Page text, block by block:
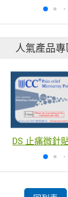
人氣產品專
DS 止痛微針